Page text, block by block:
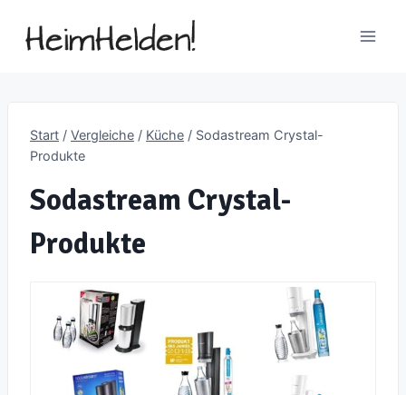
Inhalt
Start / Vergleiche / Küche / Sodastream Crystal-
Produkte
Sodastream Crystal-
Produkte